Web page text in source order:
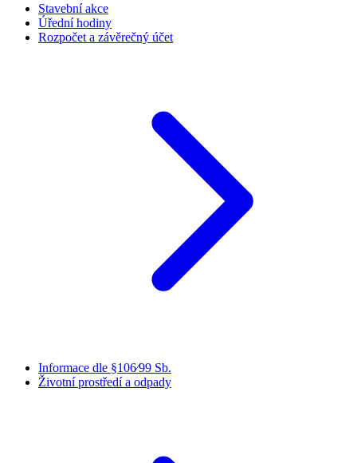
Stavební akce
Úřední hodiny
Rozpočet a závěrečný účet
Informace dle §106⁄99 Sb.
Životní prostředí a odpady